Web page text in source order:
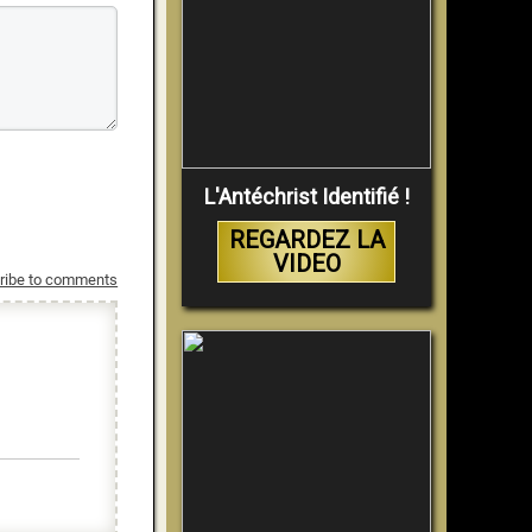
to comments
L'Antéchrist Identifié !
REGARDEZ LA
VIDEO